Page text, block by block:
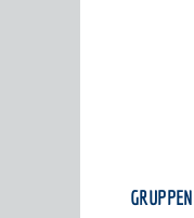
GRUPPEN
Impressum